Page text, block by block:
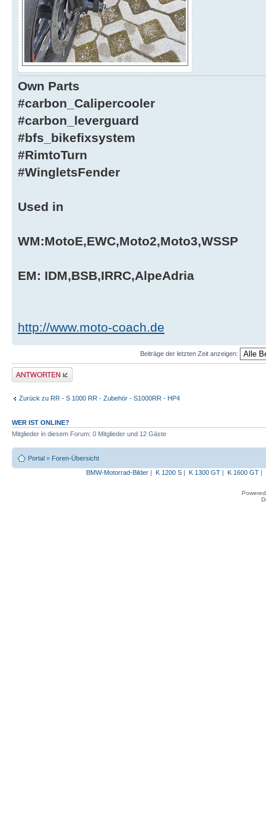
Own Parts
#carbon_Calipercooler
#carbon_leverguard
#bfs_bikefixsystem
#RimtoTurn
#WingletsFender
Used in
WM:MotoE,EWC,Moto2,Moto3,WSSP
EM: IDM,BSB,IRRC,AlpeAdria
http://www.moto-coach.de
Beiträge der letzten Zeit anzeigen:
Antwort erstellen
Zurück zu RR - S 1000 RR - Zubehör - S1000RR - HP4
WER IST ONLINE?
Mitglieder in diesem Forum: 0 Mitglieder und 12 Gäste
Portal » Foren-Übersicht
BMW-Motorrad-Bilder| K 1200 S| K 1300 GT| K 1600 GT|